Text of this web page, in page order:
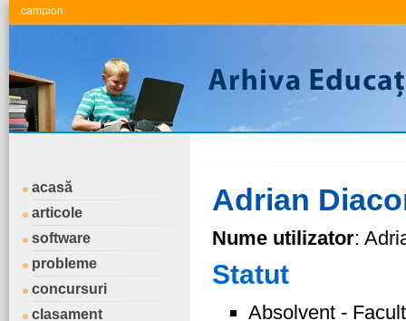
.campion
acasă
articole
software
probleme
concursuri
clasament
Adrian
Nume utilizator:
Statut
Absolvent -